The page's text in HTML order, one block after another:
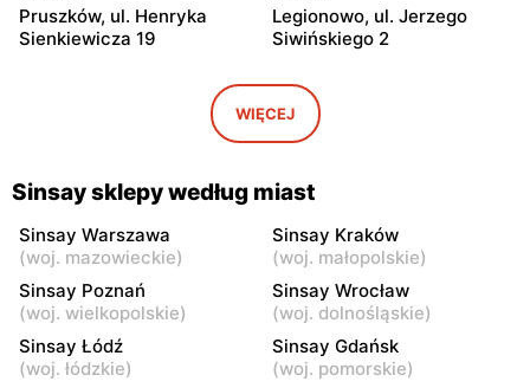
Pruszków, ul. Henryka
Sienkiewicza 19
Legionowo, ul. Jerzego
Siwińskiego 2
Wołomin, ul. Geodetów 2
Sinsay
Otwock, ul. Płk. Ryszarda
Kuklińskiego 1
Sinsay
Otwock, ul. Karczewska 6
Sinsay
26
Sinsay
Łubna, ul. Łubna 69
Sinsay
Nowy Dwór Mazowiecki, ul.
Wojska Polskiego 20
Sinsay Sinsay
WIĘCEJ
Sinsay sklepy według miast
Sinsay Warszawa
(woj. mazowieckie)
Sinsay Kraków
(woj. małopolskie)
Sinsay Poznań
(woj. wielkopolskie)
Sinsay Wrocław
(woj. dolnośląskie)
Sinsay Łódź
(woj. łódzkie)
Sinsay Gdańsk
(woj. pomorskie)